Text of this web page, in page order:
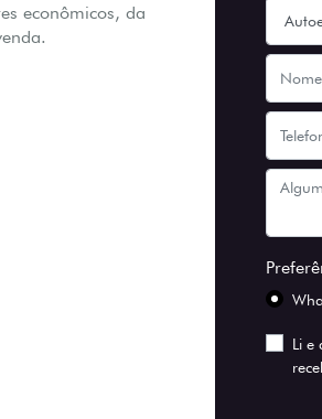
econômicos, da
Li e